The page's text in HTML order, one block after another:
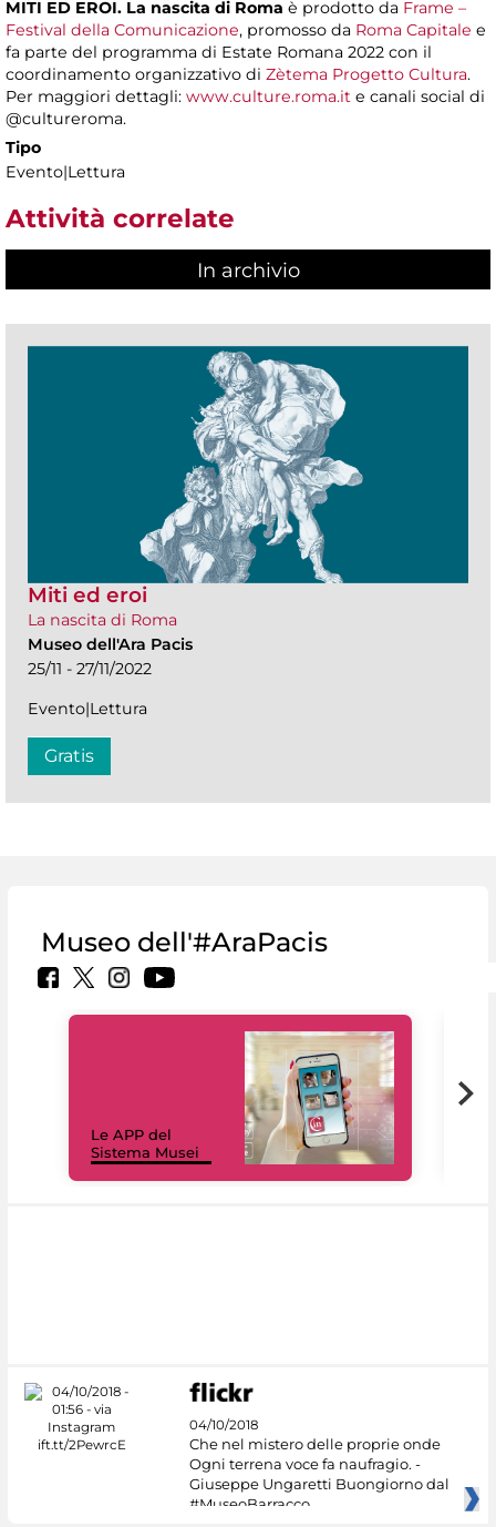
MITI ED EROI. La nascita di Roma è prodotto da Frame –
Festival della Comunicazione, promosso da Roma Capitale e
fa parte del programma di Estate Romana 2022 con il
coordinamento organizzativo di Zètema Progetto Cultura.
Per maggiori dettagli: www.culture.roma.it e canali social di
@cultureroma.
Tipo
Evento|Lettura
Attività correlate
In archivio
Miti ed eroi
La nascita di Roma
Museo dell'Ara Pacis
25/11 - 27/11/2022
Evento|Lettura
Gratis
Museo dell'#AraPacis
Le APP del
Sistema Musei
04/10/2018
Che nel mistero delle proprie onde
Ogni terrena voce fa naufragio. -
Giuseppe Ungaretti Buongiorno dal
#MuseoBarracco